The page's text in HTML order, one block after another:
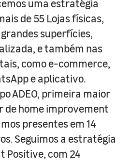
uma estratégia
de 55 Lojas físicas,
superfícies,
e também nas
como e-commerce,
e aplicativo.
ADEO, primeira maior
de home improvement
presentes em 14
Seguimos a estratégia
Positive, com 24